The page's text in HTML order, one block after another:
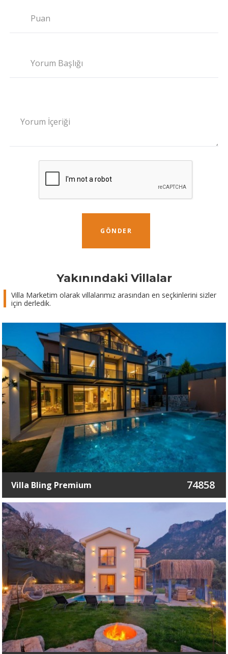
Puan
Yorum Başlığı
Yorum İçeriği
GÖNDER
Yakınındaki Villalar
Villa Marketim olarak villalarımız arasından en seçkinlerini sizler
için derledik.
Villa Bling Premium 74858